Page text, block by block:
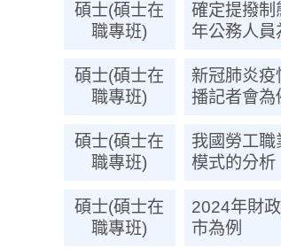
碩士(碩士在
職專班)
確定提撥制
年公務人員
碩士(碩士在
職專班)
新冠肺炎
播記者會為
碩士(碩士在
職專班)
我國勞工
模式的分析
碩士(碩士在
職專班)
2024年財
市為例